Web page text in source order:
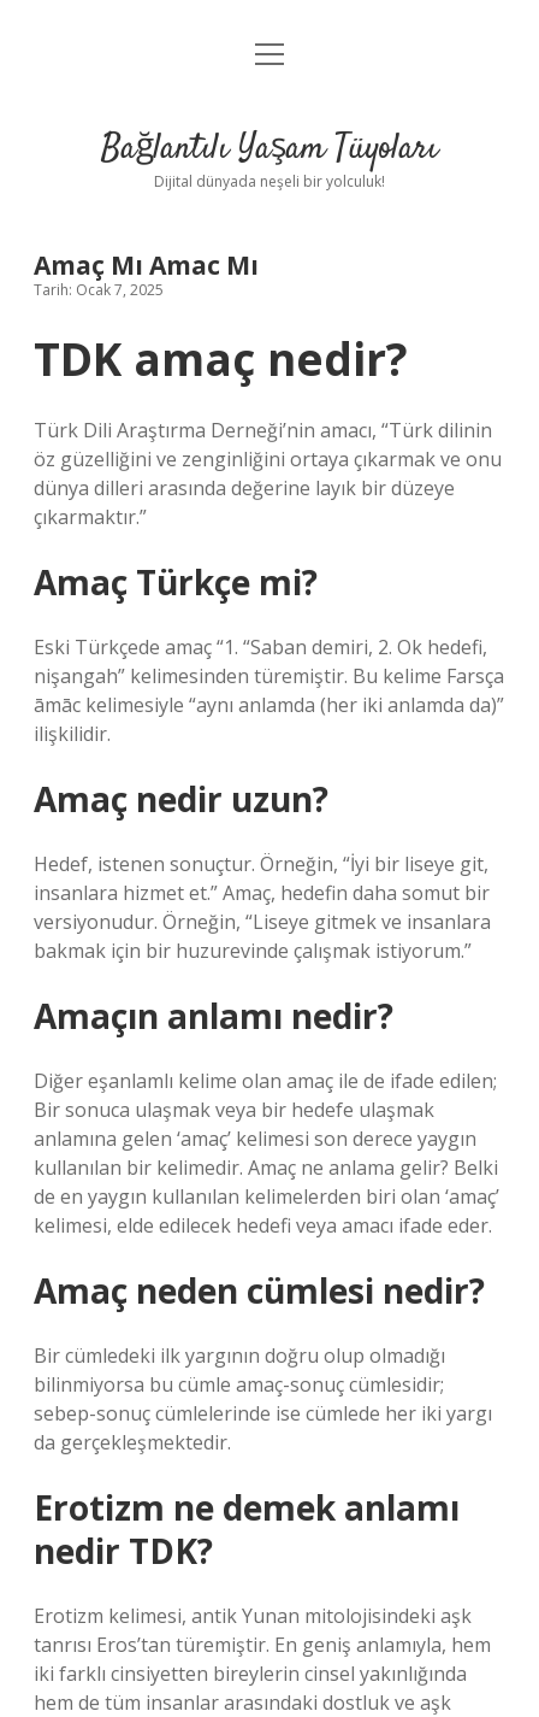
Anasayfa
Yasal Uyarı
menüyü
Bağlantılı Yaşam Tüyoları
Dijital dünyada neşeli bir yolculuk!
Amaç Mı Amac Mı
Tarih: Ocak 7, 2025
TDK amaç nedir?
Türk Dili Araştırma Derneği’nin amacı, “Türk dilinin
öz güzelliğini ve zenginliğini ortaya çıkarmak ve onu
dünya dilleri arasında değerine layık bir düzeye
çıkarmaktır.”
Amaç Türkçe mi?
Eski Türkçede amaç “1. “Saban demiri, 2. Ok hedefi,
nişangah” kelimesinden türemiştir. Bu kelime Farsça
āmāc kelimesiyle “aynı anlamda (her iki anlamda da)”
ilişkilidir.
Amaç nedir uzun?
Hedef, istenen sonuçtur. Örneğin, “İyi bir liseye git,
insanlara hizmet et.” Amaç, hedefin daha somut bir
versiyonudur. Örneğin, “Liseye gitmek ve insanlara
bakmak için bir huzurevinde çalışmak istiyorum.”
Amaçın anlamı nedir?
Diğer eşanlamlı kelime olan amaç ile de ifade edilen;
Bir sonuca ulaşmak veya bir hedefe ulaşmak
anlamına gelen ‘amaç’ kelimesi son derece yaygın
kullanılan bir kelimedir. Amaç ne anlama gelir? Belki
de en yaygın kullanılan kelimelerden biri olan ‘amaç’
kelimesi, elde edilecek hedefi veya amacı ifade eder.
Amaç neden cümlesi nedir?
Bir cümledeki ilk yargının doğru olup olmadığı
bilinmiyorsa bu cümle amaç-sonuç cümlesidir;
sebep-sonuç cümlelerinde ise cümlede her iki yargı
da gerçekleşmektedir.
Erotizm ne demek anlamı
nedir TDK?
Erotizm kelimesi, antik Yunan mitolojisindeki aşk
tanrısı Eros’tan türemiştir. En geniş anlamıyla, hem
iki farklı cinsiyetten bireylerin cinsel yakınlığında
hem de tüm insanlar arasındaki dostluk ve aşk